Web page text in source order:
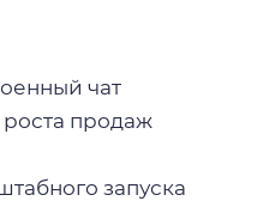
чат
продаж
запуска